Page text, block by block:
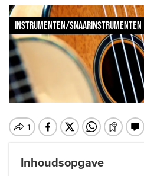
INSTRUMENTEN/SNAARINSTRUMENTEN
Inhoudsopgave